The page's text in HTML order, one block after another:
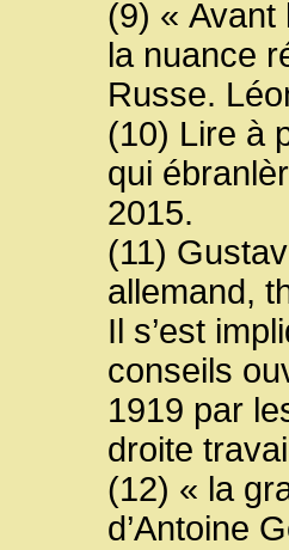
(9) « Avant
la nuance
Russe.
(10) Lire à
qui
2015.
(11)
allemand,
Il s’est
conseils
1919 par
droite
(12) « la
d’Antoine